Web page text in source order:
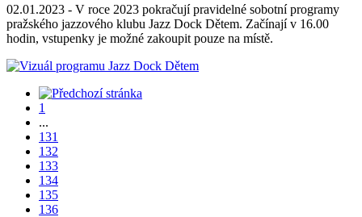
02.01.2023 - V roce 2023 pokračují pravidelné sobotní programy
pražského jazzového klubu Jazz Dock Dětem. Začínají v 16.00
hodin, vstupenky je možné zakoupit pouze na místě.
1
...
131
132
133
134
135
136